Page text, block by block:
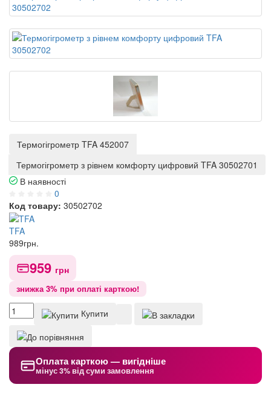
Термогігрометр TFA 452007
Термогігрометр з рівнем комфорту цифровий TFA 30502701
В наявності
0
Код товару: 30502702
TFA
989грн.
959 грн
знижка 3% при оплаті карткою!
Купити
Оплата карткою — вигідніше
мінус 3% від суми замовлення